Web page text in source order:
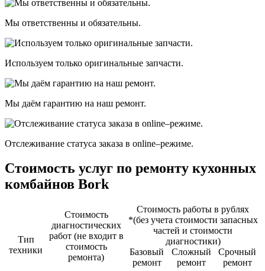
Мы ответственны и обязательны.
Используем только оригинальные запчасти.
Мы даём гарантию на наш ремонт.
Отслеживание статуса заказа в оnline–режиме.
Стоимость услуг по ремонту кухонных
комбайнов Bork
Тип
техники
Стоимость
диагностичеcких
работ (не входит в
стоимость
ремонта)
Стоимость работы в рублях
*(без учета стоимости запасных
частей и стоимости
диагностики)
Базовый
ремонт
Сложный
ремонт
Срочный
ремонт